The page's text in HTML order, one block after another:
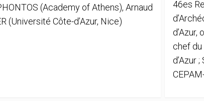
(Academy of Athens), Arnaud
(Université Côte-d’Azur, Nice)
46es
d’Azur,
chef du
d’Azur